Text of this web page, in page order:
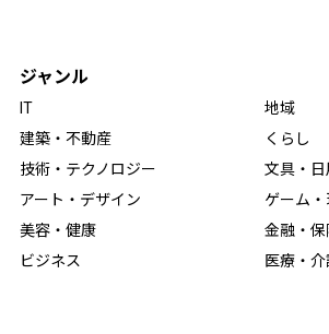
ジャンル
IT
建築・不動産
技術・テクノロジー
アート・デザイン
美容・健康
ビジネス
地域
くらし
文具・日
ゲーム
金融・保
医療・